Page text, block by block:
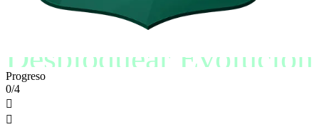
Desbloquear Evolución
Progreso
0/4

